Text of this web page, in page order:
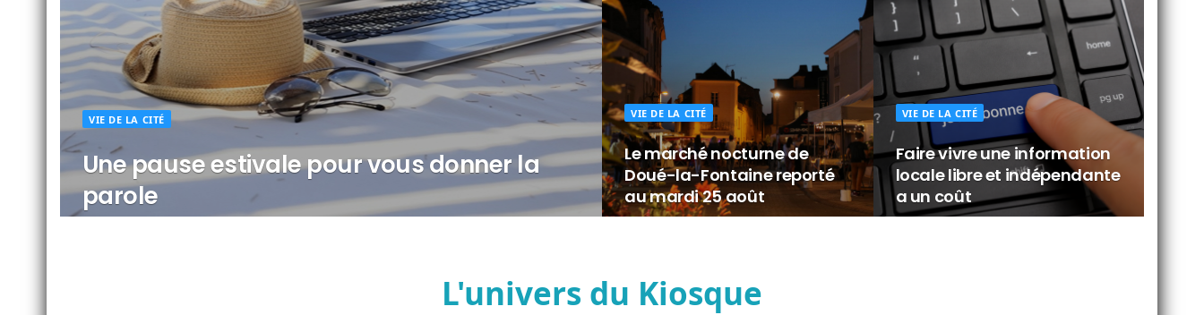
VIE DE LA CITÉ
Une pause estivale pour vous donner la
parole
VIE DE LA CITÉ
Le marché nocturne de
Doué-la-Fontaine reporté
au mardi 25 août
VIE DE LA CITÉ
Faire vivre une information
locale libre et indépendante
a un coût
L'univers du Kiosque